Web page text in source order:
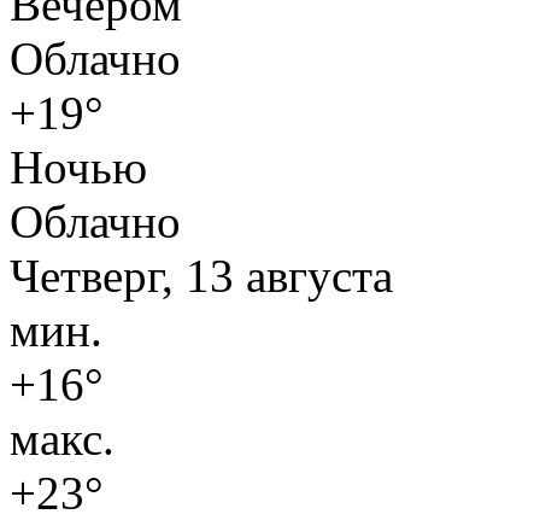
Облачно
+19°
Ночью
Облачно
Четверг, 13 августа
мин.
+16°
макс.
+23°